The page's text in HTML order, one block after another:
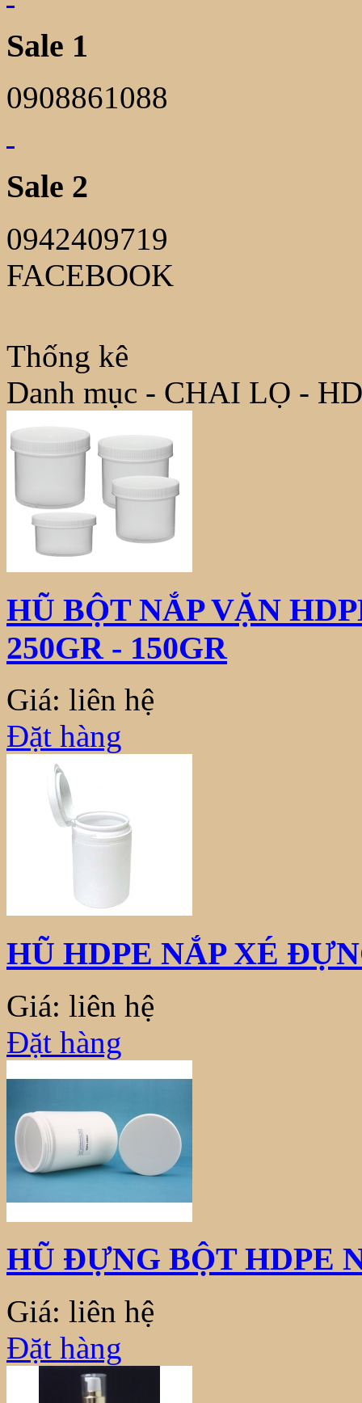
Sale 1
0908861088
Sale 2
0942409719
FACEBOOK
Thống kê
Danh mục - CHAI LỌ -
HŨ BỘT NẮP VẶN
250GR - 150GR
Giá: liên hệ
Đặt hàng
HŨ HDPE NẮP XÉ
Giá: liên hệ
Đặt hàng
HŨ ĐỰNG BỘT HDPE
Giá: liên hệ
Đặt hàng